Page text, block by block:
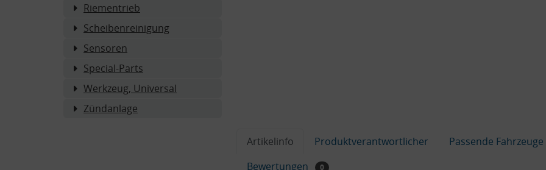
Riementrieb
Scheibenreinigung
Sensoren
Special-Parts
Werkzeug, Universal
Zündanlage
Artikelinfo Produktverantwortlicher
Passende Fahrzeuge
Bewertungen
0